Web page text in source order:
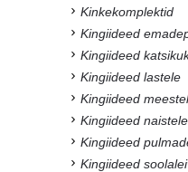
Kinkekomplektid
Kingiideed
Kingiideed
Kingiideed lastele
Kingiideed
Kingiideed naistele
Kingiideed
Kingiideed